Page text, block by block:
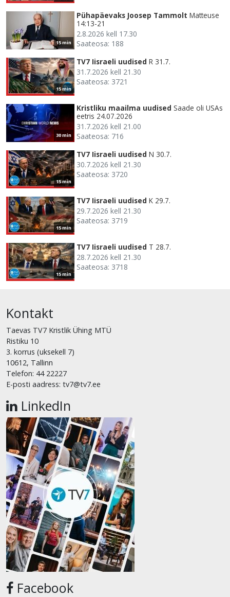
15 min
Pühapäevaks Joosep Tammolt Matteuse
14:13-21
2.8.2026 kell 17.30
Saateosa: 188
15 min
TV7 Iisraeli uudised R 31.7.
31.7.2026 kell 21.30
Saateosa: 3721
30 min
Kristliku maailma uudised Saade oli USAs
eetris 24.07.2026
31.7.2026 kell 21.00
Saateosa: 716
15 min
TV7 Iisraeli uudised N 30.7.
30.7.2026 kell 21.30
Saateosa: 3720
15 min
TV7 Iisraeli uudised K 29.7.
29.7.2026 kell 21.30
Saateosa: 3719
15 min
TV7 Iisraeli uudised T 28.7.
28.7.2026 kell 21.30
Saateosa: 3718
Kontakt
Taevas TV7 Kristlik Ühing MTÜ
Ristiku 10
3. korrus (uksekell 7)
10612, Tallinn
Telefon: 44 22227
E-posti aadress: tv7@tv7.ee
LinkedIn
Facebook